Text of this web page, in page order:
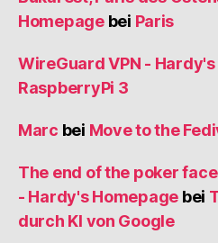
Homepagebei Paris
WireGuard VPN -
RaspberryPi 3
Marc bei Move to the
The end of the poker
- Hardy's Homepage bei
durch KI von Google